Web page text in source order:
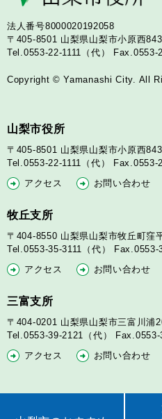
法人番号8000020192058
〒405-8501 山梨県山梨市小原西843
Tel.0553-22-1111（代）
Fax.0553-
Copyright © Yamanashi City. All
山梨市役所
〒405-8501 山梨県山梨市小原西843
Tel.0553-22-1111（代）
Fax.0553-
アクセス
お問い合わせ
牧丘支所
〒404-8550 山梨県山梨市牧丘町窪
Tel.0553-35-3111（代）
Fax.0553-
アクセス
お問い合わせ
三富支所
〒404-0201 山梨県山梨市三富川浦
Tel.0553-39-2121（代）
アクセス
お問い合わせ